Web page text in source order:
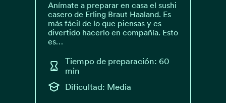
Anímate a preparar en casa el sushi
casero de Erling Braut Haaland. Es
más fácil de lo que piensas y es
divertido hacerlo en compañía. Esto
es…
Tiempo de preparación: 60
min
Dificultad: Media